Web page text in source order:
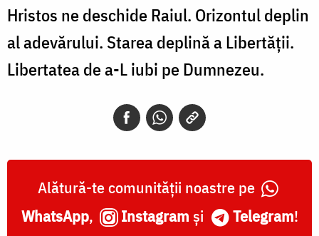
Hristos ne deschide Raiul. Orizontul deplin
al adevărului. Starea deplină a Libertății.
Libertatea de a-L iubi pe Dumnezeu.
Alătură-te comunității noastre pe
WhatsApp, Instagram și Telegram!